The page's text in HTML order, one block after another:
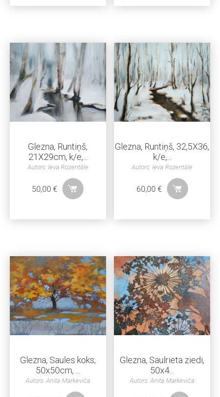
Glezna, Runtiņš,
21X29cm, k/e,...
Autors: Ieva Rozentāle
50,00€
Glezna, Runtiņš, 32,5X36,
k/e,...
Autors: Ieva Rozentāle
60,00 €
Glezna, Saules koks,
50x50cm, ...
Autors: Anita Markeviča
Glezna, Saulrieta ziedi,
50x4...
Autors: Anita Markeviča